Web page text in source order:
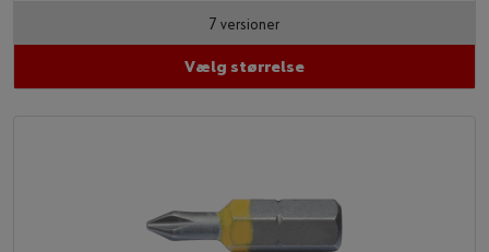
7 versioner
Vælg størrelse